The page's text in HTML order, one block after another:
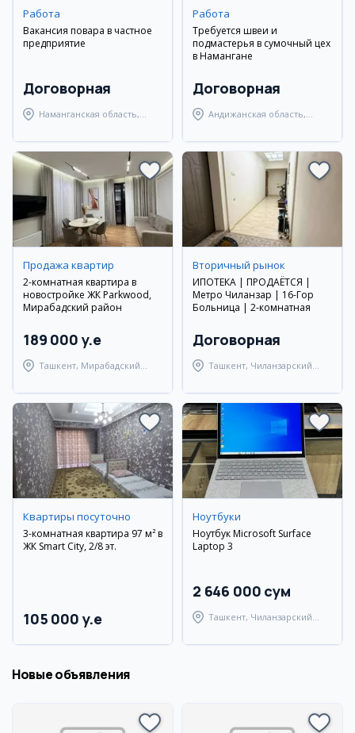
Работа
Вакансия повара в частное
предприятие
Договорная
Наманганская область,
Работа
Требуется швеи и
подмастерья в сумочный цех
в Намангане
Договорная
Андижанская область,
Продажа квартир
2-комнатная квартира в
новостройке ЖК Parkwood,
Мирабадский район
189 000 y.e
Ташкент, Мирабадский
Вторичный рынок
ИПОТЕКА | ПРОДАЁТСЯ |
Метро Чиланзар | 16-Гор
Больница | 2-комнатная
Договорная
Ташкент, Чиланзарский
Квартиры посуточно
3-комнатная квартира 97 м² в
ЖК Smart City, 2/8 эт.
105 000 y.e
Ноутбуки
Ноутбук Microsoft Surface
Laptop 3
2 646 000 сум
Ташкент, Чиланзарский
Новые объявления